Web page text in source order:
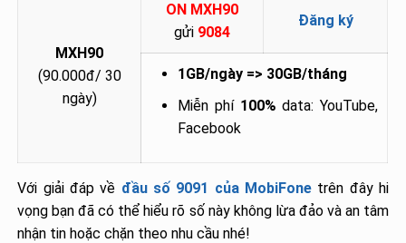
MXH90
(90.000đ/ 30
ngày)
ON MXH90
gửi 9084
Đăng ký
1GB/ngày => 30GB/tháng
Miễn phí 100% data: YouTube,
Facebook
Với giải đáp về đầu số 9091 của MobiFonetrên đây hi
vọng bạn đã có thể hiểu rõ số này không lừa đảo và an tâm
nhận tin hoặc chặn theo nhu cầu nhé!